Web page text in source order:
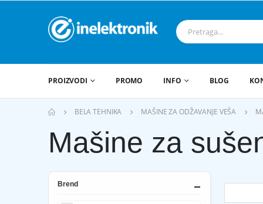
PROIZVODI PROMO INFO BLOG
BELA TEHNIKA MAŠINE ZA ODŽAVANJE VEŠA
Mašine za
Brend